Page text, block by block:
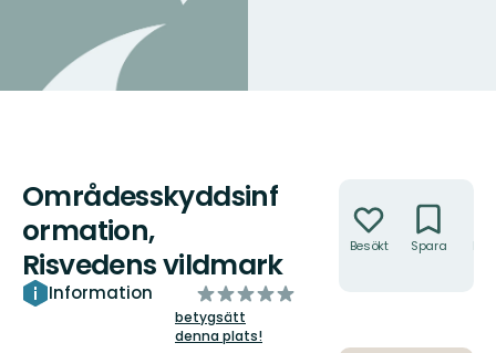
Områdesskyddsinf
ormation,
Risvedens vildmark
Information
av
5
stjärnor
betygsätt
denna plats!
Besökt Spara